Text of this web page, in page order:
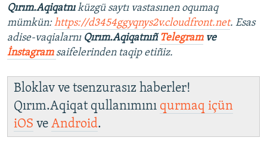
Qırım.Aqiqatnıküzgü saytı vastasınen oqumaq
mümkün:https://d3454ggyqnys2v.cloudfront.net. Esas
adise-vaqialarnı Qırım.Aqiqatnıñ Telegramve
İnstagram saifelerinden taqip etiñiz.
Bloklav ve tsenzurasız haberler!
Qırım.Aqiqat qullanımını qurmaq içün
iOS ve Android.